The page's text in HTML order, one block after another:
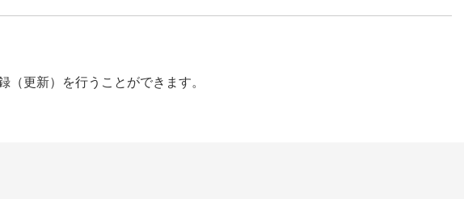
更新）を行うことができます。